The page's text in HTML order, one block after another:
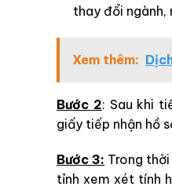
thay đổi ngành,
Xem thêm:
Bước 2: Sau khi
giấy tiếp nhận hồ
Bước 3: Trong
tỉnh xem xét tính